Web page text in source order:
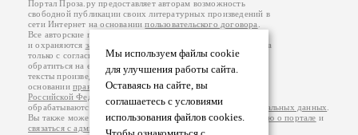
Мы используем файлы cookie
для улучшения работы сайта.
Оставаясь на сайте, вы
соглашаетесь с условиями
использования файлов cookies.
Портал Проза.ру предоставляет авторам возможность
свободной публикации своих литературных произведений в
сети Интернет на основаниипользовательского договора
Все авторские права на произведения принадлежат авторам
и охраняются законом
. Перепечатка произведений возможна
только с согласия его автора, к которому вы можете
обратиться на его авторской странице. Ответственность за
тексты произведений авторы несут самостоятельно на
основанииправил публикацииизаконодательства
Российской Федерации
обрабатываются на основанииПолитики обработки персональных данных
Вы также можете посмотреть более подробнуюинформацию о портале и
связаться с администрацией